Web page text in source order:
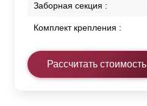
Заборная секция :
Комплект крепления :
Рассчитать стоимость